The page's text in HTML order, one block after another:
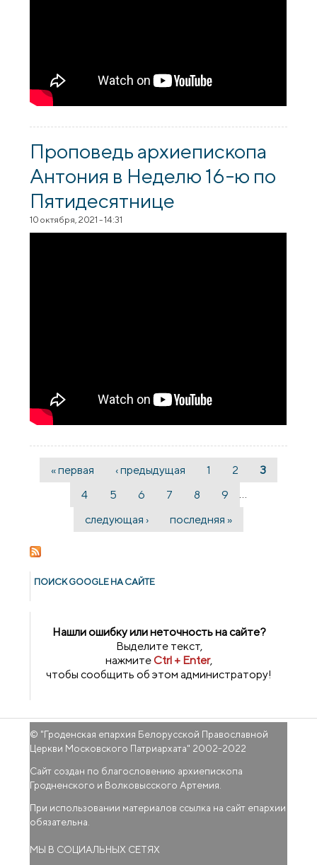
Проповедь архиепископа
Антония в Неделю 16-ю по
Пятидесятнице
10 октября, 2021 - 14:31
Страницы
« первая ‹ предыдущая 1 2
3
4
5 6 7 8 9
…
следующая ›
последняя »
ПОИСК GOОGLE НА САЙТЕ
Нашли ошибку или неточность на сайте?
Выделите текст,
нажмитеCtrl + Enter,
чтобы сообщить об этом администратору!
© "Гроденская епархия Белорусской Православной
Церкви Московского Патриархата" 2002-2022
Сайт создан по благословению архиепископа
Гродненского и Волковысского Артемия.
При использовании материалов ссылка на сайт епархии
обязательна.
МЫ В СОЦИАЛЬНЫХ СЕТЯХ